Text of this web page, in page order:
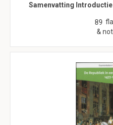
Samenvatting
89
&